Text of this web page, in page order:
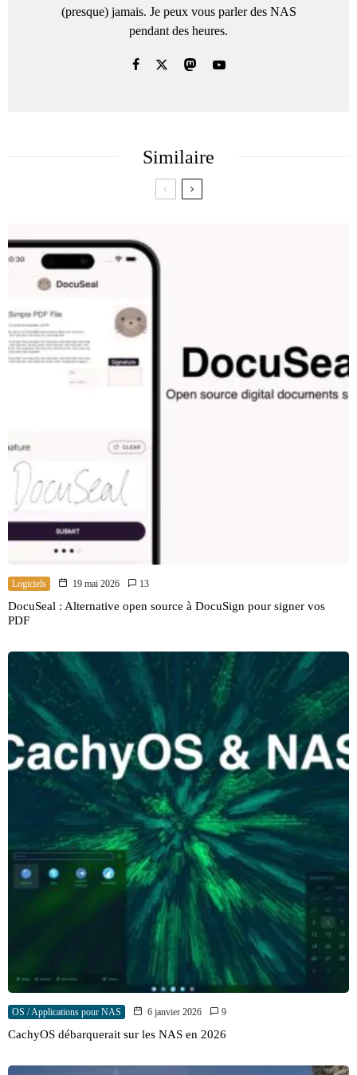
(presque) jamais. Je peux vous parler des NAS
pendant des heures.
Similaire
Logiciels 19 mai 2026 13
DocuSeal : Alternative open source à DocuSign pour signer vos
PDF
OS / Applications pour NAS 6 janvier 2026 9
CachyOS débarquerait sur les NAS en 2026